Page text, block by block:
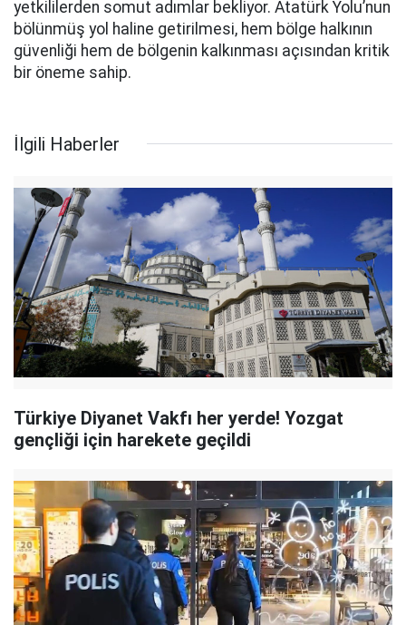
yetkililerden somut adımlar bekliyor. Atatürk Yolu’nun
bölünmüş yol haline getirilmesi, hem bölge halkının
güvenliği hem de bölgenin kalkınması açısından kritik
bir öneme sahip.
İlgili Haberler
Türkiye Diyanet Vakfı her yerde! Yozgat
gençliği için harekete geçildi